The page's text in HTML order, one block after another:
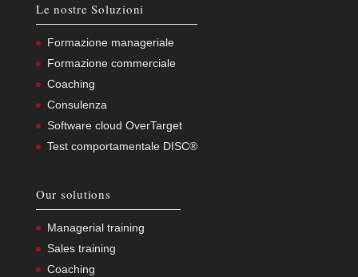
Le nostre Soluzioni
Formazione manageriale
Formazione commerciale
Coaching
Consulenza
Software cloud OverTarget
Test comportamentale DISC®
Our solutions
Managerial training
Sales training
Coaching